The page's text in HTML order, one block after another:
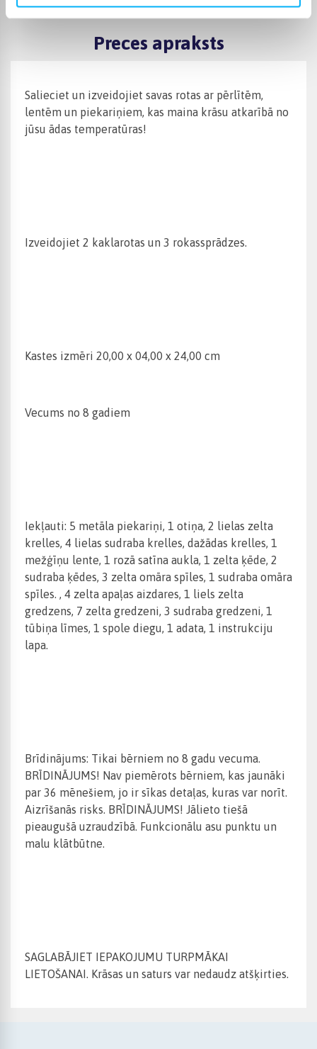
Preces apraksts
Salieciet un izveidojiet savas rotas ar pērlītēm,
lentēm un piekariņiem, kas maina krāsu atkarībā no
jūsu ādas temperatūras!
Izveidojiet 2 kaklarotas un 3 rokassprādzes.
Kastes izmēri 20,00 x 04,00 x 24,00 cm
Vecums no 8 gadiem
Iekļauti: 5 metāla piekariņi, 1 otiņa, 2 lielas zelta
krelles, 4 lielas sudraba krelles, dažādas krelles, 1
mežģīņu lente, 1 rozā satīna aukla, 1 zelta ķēde, 2
sudraba ķēdes, 3 zelta omāra spīles, 1 sudraba omāra
spīles. , 4 zelta apaļas aizdares, 1 liels zelta
gredzens, 7 zelta gredzeni, 3 sudraba gredzeni, 1
tūbiņa līmes, 1 spole diegu, 1 adata, 1 instrukciju
lapa.
Brīdinājums: Tikai bērniem no 8 gadu vecuma.
BRĪDINĀJUMS! Nav piemērots bērniem, kas jaunāki
par 36 mēnešiem, jo ir sīkas detaļas, kuras var norīt.
Aizrīšanās risks. BRĪDINĀJUMS! Jālieto tiešā
pieaugušā uzraudzībā. Funkcionālu asu punktu un
malu klātbūtne.
SAGLABĀJIET IEPAKOJUMU TURPMĀKAI
LIETOŠANAI. Krāsas un saturs var nedaudz atšķirties.